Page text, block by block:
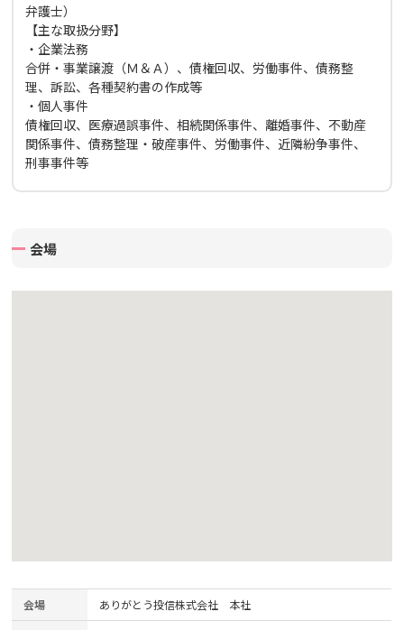
弁護士）
【主な取扱分野】
・企業法務
合併・事業譲渡（Ｍ＆Ａ）、債権回収、労働事件、債務整
理、訴訟、各種契約書の作成等
・個人事件
債権回収、医療過誤事件、相続関係事件、離婚事件、不動産
関係事件、債務整理・破産事件、労働事件、近隣紛争事件、
刑事事件等
会場
会場 ありがとう投信株式会社 本社